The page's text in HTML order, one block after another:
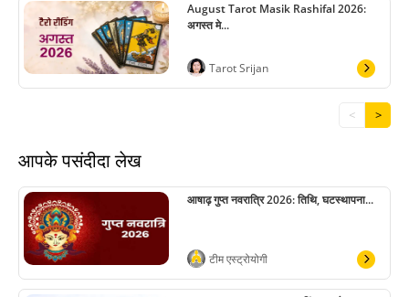
August Tarot Masik Rashifal 2026:
अगस्त मे...
Tarot Srijan
< >
आपके पसंदीदा लेख
आषाढ़ गुप्त नवरात्रि 2026: तिथि, घटस्थापना...
टीम एस्ट्रोयोगी